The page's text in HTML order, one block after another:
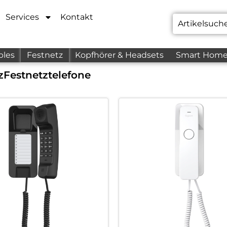
Services Kontakt
Festnetz Kopfhörer & Headsets Smart Home
Festnetztelefone